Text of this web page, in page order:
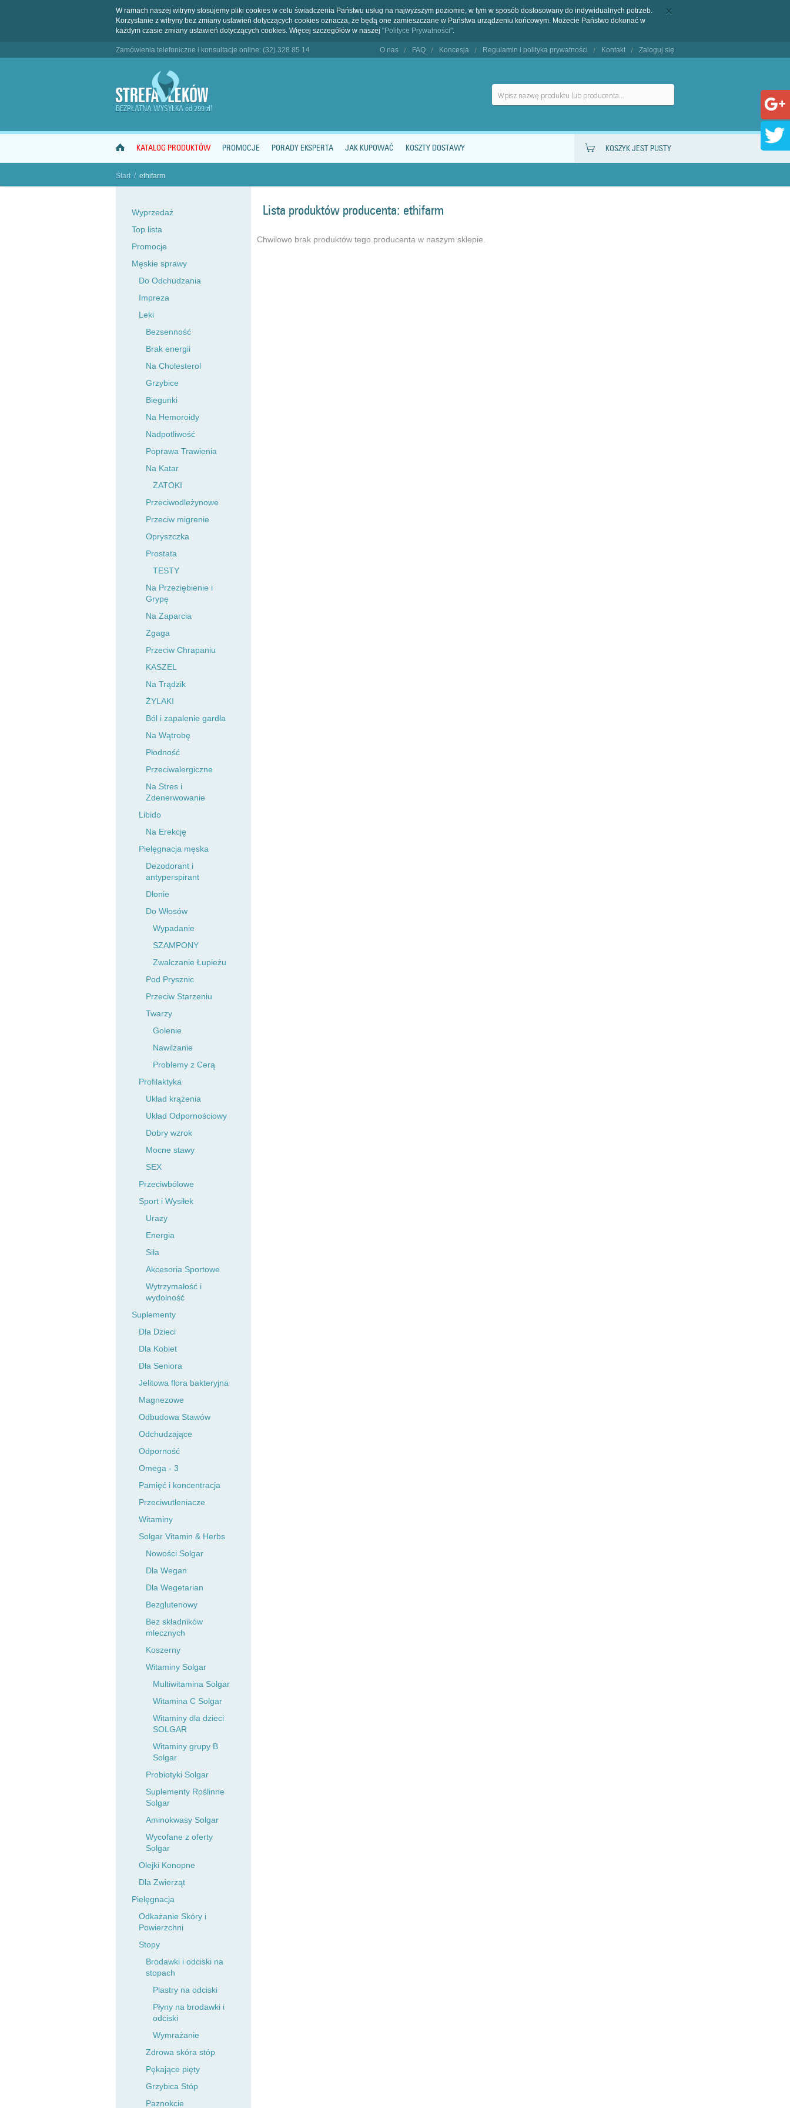
W ramach naszej witryny stosujemy pliki cookies w celu świadczenia Państwu usług na najwyższym poziomie, w tym w sposób dostosowany do indywidualnych potrzeb.
Korzystanie z witryny bez zmiany ustawień dotyczących cookies oznacza, że będą one zamieszczane w Państwa urządzeniu końcowym. Możecie Państwo dokonać w
każdym czasie zmiany ustawień dotyczących cookies. Więcej szczegółów w naszej "Polityce Prywatności".
Zamówienia telefoniczne i konsultacje online: (32) 328 85 14 O nas FAQ Koncesja Regulamin i polityka prywatności Kontakt Zaloguj się
BEZPŁATNA WYSYŁKA od 299 zł!
KOSZYK JEST PUSTY
KATALOG PRODUKTÓW PROMOCJE PORADY EKSPERTA JAK KUPOWAĆ KOSZTY DOSTAWY
Start / ethifarm
"
Wyprzedaż
Top lista
Promocje
Męskie sprawy
Do Odchudzania
Impreza
Leki
Bezsenność
Brak energii
Na Cholesterol
Grzybice
Biegunki
Na Hemoroidy
Nadpotliwość
Poprawa Trawienia
Na Katar
ZATOKI
Przeciwodleżynowe
Przeciw migrenie
Opryszczka
Prostata
TESTY
Na Przeziębienie i
Grypę
Na Zaparcia
Zgaga
Przeciw Chrapaniu
KASZEL
Na Trądzik
ŻYLAKI
Ból i zapalenie gardła
Na Wątrobę
Płodność
Przeciwalergiczne
Na Stres i
Zdenerwowanie
Libido
Na Erekcję
Pielęgnacja męska
Dezodorant i
antyperspirant
Dłonie
Do Włosów
Wypadanie
SZAMPONY
Zwalczanie Łupieżu
Pod Prysznic
Przeciw Starzeniu
Twarzy
Golenie
Nawilżanie
Problemy z Cerą
Profilaktyka
Układ krążenia
Układ Odpornościowy
Dobry wzrok
Mocne stawy
SEX
Przeciwbólowe
Sport i Wysiłek
Urazy
Energia
Siła
Akcesoria Sportowe
Wytrzymałość i
wydolność
Suplementy
Dla Dzieci
Dla Kobiet
Dla Seniora
Jelitowa flora bakteryjna
Magnezowe
Odbudowa Stawów
Odchudzające
Odporność
Omega - 3
Pamięć i koncentracja
Przeciwutleniacze
Witaminy
Solgar Vitamin & Herbs
Nowości Solgar
Dla Wegan
Dla Wegetarian
Bezglutenowy
Bez składników
mlecznych
Koszerny
Witaminy Solgar
Multiwitamina Solgar
Witamina C Solgar
Witaminy dla dzieci
SOLGAR
Witaminy grupy B
Solgar
Probiotyki Solgar
Suplementy Roślinne
Solgar
Aminokwasy Solgar
Wycofane z oferty
Solgar
Olejki Konopne
Dla Zwierząt
Pielęgnacja
Odkażanie Skóry i
Powierzchni
Stopy
Brodawki i odciski na
stopach
Plastry na odciski
Płyny na brodawki i
odciski
Wymrażanie
Zdrowa skóra stóp
Pękające pięty
Grzybica Stóp
Paznokcie
Lista produktów producenta: ethifarm
Chwilowo brak produktów tego producenta w naszym sklepie.